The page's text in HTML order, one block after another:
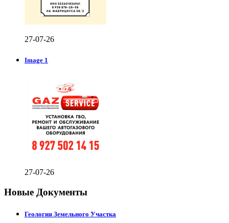
27-07-26
Image 1
27-07-26
Новые Документы
Геология Земельного Участка